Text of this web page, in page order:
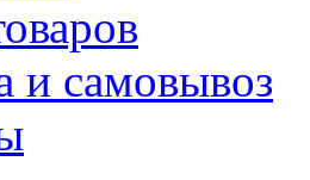
и самовывоз